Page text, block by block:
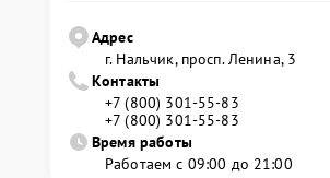
Адрес
г. Нальчик, просп. Ленина, 3
Контакты
+7 (800) 301-55-83
+7 (800) 301-55-83
Время работы
Работаем с 09:00 до 21:00